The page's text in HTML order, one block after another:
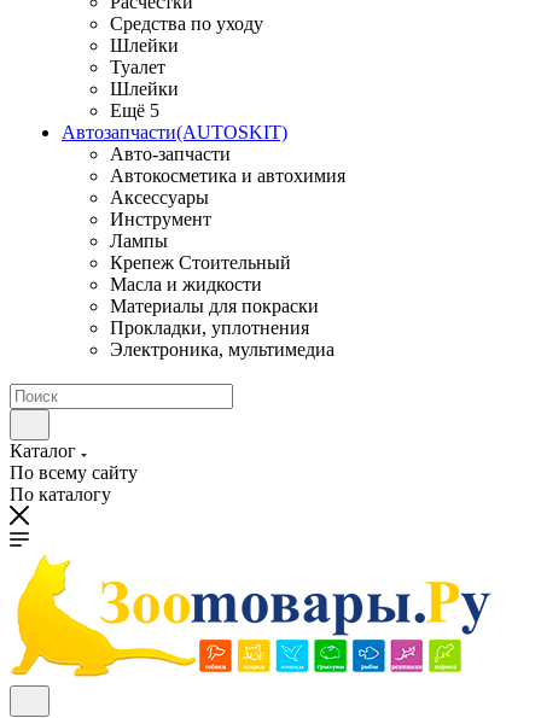
Средства по уходу
Шлейки
Туалет
Шлейки
Ещё 5
Автозапчасти(AUTOSKIT)
Авто-запчасти
Автокосметика и автохимия
Аксессуары
Инструмент
Лампы
Крепеж Стоительный
Масла и жидкости
Материалы для покраски
Прокладки, уплотнения
Электроника, мультимедиа
Каталог
По всему сайту
По каталогу